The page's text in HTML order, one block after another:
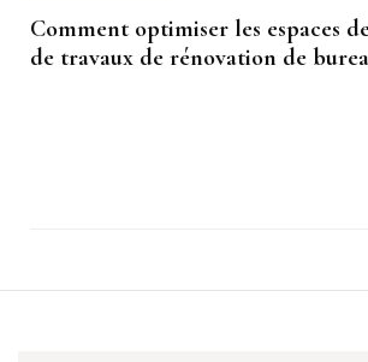
Comment optimiser les espaces
de travaux de rénovation de